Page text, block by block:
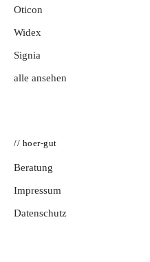
Oticon
Widex
Signia
alle ansehen
// hoer-gut
Beratung
Impressum
Datenschutz